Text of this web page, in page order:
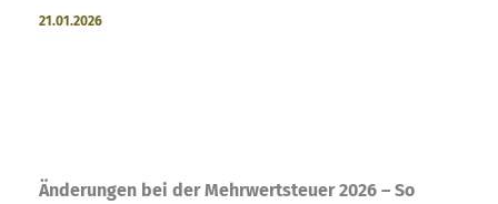
21.01.2026
Änderungen bei der Mehrwertsteuer 2026 – So